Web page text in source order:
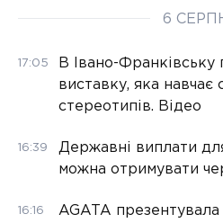
6
17:05
В Івано-Франківську
виставку, яка навчає
стереотипів. Відео
16:39
Державні виплати
можна отримувати
16:16
AGATA